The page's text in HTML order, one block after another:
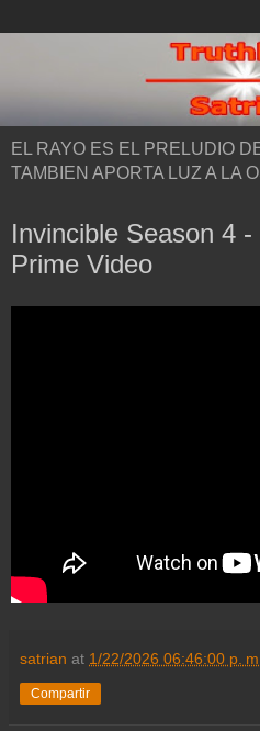
EL RAYO ES EL PRELUDIO
TAMBIEN APORTA LUZ A LA
Invincible Season 4
Prime Video
satrian at 1/22/2026 06:46:00 p. m.
Compartir